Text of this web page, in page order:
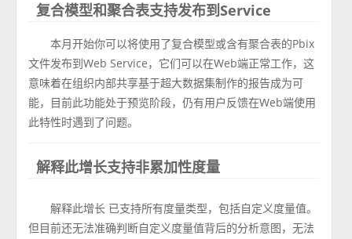
复合模型和聚合表支持发布到Service
本月开始你可以将使用了复合模型或含有聚合表的Pbix
文件发布到Web Service，它们可以在Web端正常工作，这
意味着在组织内部共享基于超大数据集制作的报告成为可
能，目前此功能处于预览阶段，仍有用户反馈在Web端使用
此特性时遇到了问题。
解释此增长支持非累加性度量
解释此增长 已支持所有度量类型，包括自定义度量值。
但目前还无法准确判断自定义度量值背后的分析意图，无法